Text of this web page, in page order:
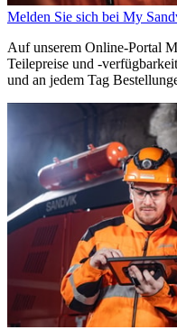
Melden Sie sich bei My
Auf unserem Online-Portal
Teilepreise und -
und an jedem Tag